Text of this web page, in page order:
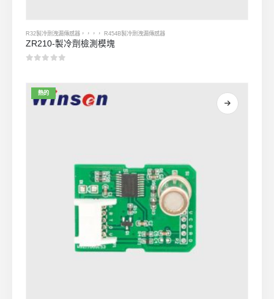
R32製冷劑洩漏傳感器 ，，，， R454B製冷劑洩漏傳感器
ZR210-製冷劑檢測模塊
熱的